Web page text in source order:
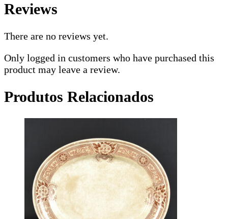
Reviews
There are no reviews yet.
Only logged in customers who have purchased this
product may leave a review.
Produtos Relacionados